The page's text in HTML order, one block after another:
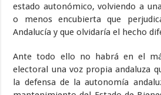
estado autonómico, volviendo a
o menos encubierta que
Andalucía y que olvidaría el hecho
Ante todo ello no habrá en el
electoral una voz propia andaluza
la defensa de la autonomía